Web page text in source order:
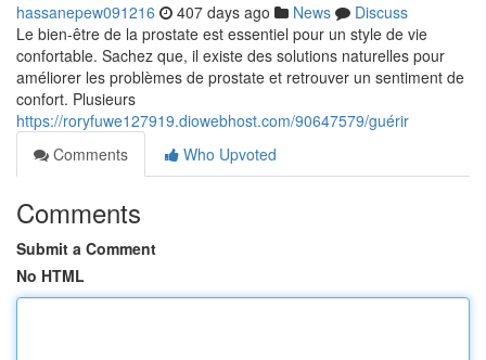
hassanepew091216 407 days ago News
Discuss
Le bien-être de la prostate est essentiel pour un style de vie
confortable. Sachez que, il existe des solutions naturelles pour
améliorer les problèmes de prostate et retrouver un sentiment de
confort. Plusieurs
https://roryfuwe127919.diowebhost.com/90647579/guérir
Comments
Who Upvoted
Comments
Submit a Comment
No HTML